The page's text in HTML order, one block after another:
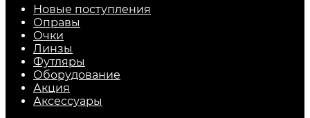
Новые поступления
Оправы
Очки
Линзы
Футляры
Оборудование
Акция
Аксессуары